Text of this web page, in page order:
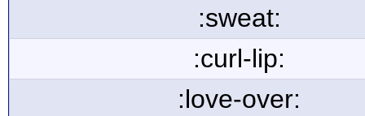
:sweat:
:curl-lip:
:love-over: